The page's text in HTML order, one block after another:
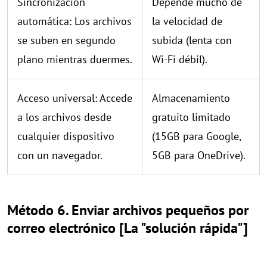
automática: Los archivos
se suben en segundo
plano mientras duermes.
la velocidad de
subida (lenta con
Wi-Fi débil).
Acceso universal: Accede
a los archivos desde
cualquier dispositivo
con un navegador.
Almacenamiento
gratuito limitado
(15GB para Google,
5GB para OneDrive).
Método 6. Enviar archivos pequeños por
correo electrónico [La "solución rápida"]